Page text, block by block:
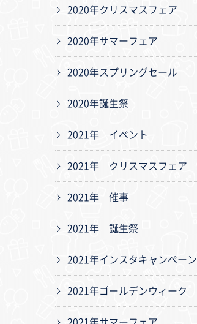
2020年クリスマスフェア
2020年サマーフェア
2020年スプリングセール
2020年誕生祭
2021年 イベント
2021年 クリスマスフェア
2021年 催事
2021年 誕生祭
2021年インスタキャンペーン
2021年ゴールデンウィーク